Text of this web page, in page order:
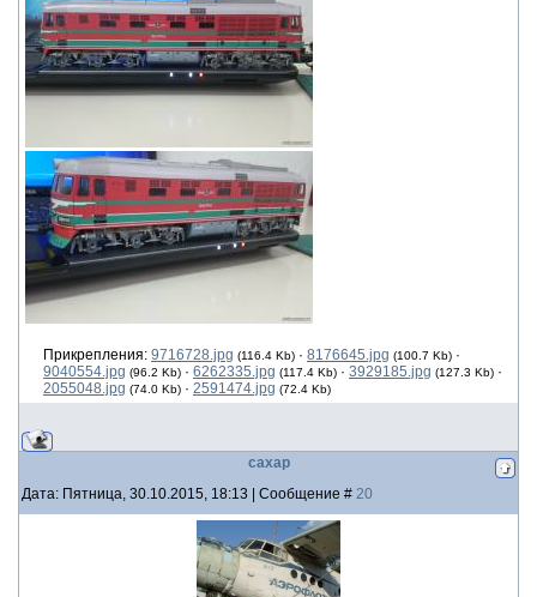
Прикрепления: 9716728.jpg (116.4 Kb) · 8176645.jpg (100.7 Kb) ·
9040554.jpg (96.2 Kb) · 6262335.jpg (117.4 Kb) · 3929185.jpg (127.3 Kb) ·
2055048.jpg (74.0 Kb) · 2591474.jpg (72.4 Kb)
сахар
Дата: Пятница, 30.10.2015, 18:13 | Сообщение # 20